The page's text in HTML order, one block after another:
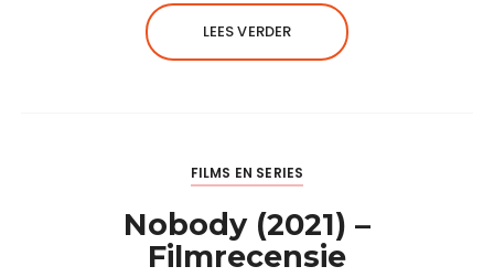
LEES VERDER
FILMS EN SERIES
Nobody (2021) –
Filmrecensie